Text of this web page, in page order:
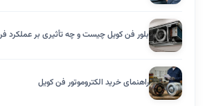
بلور فن کویل چیست و چه تأثیری بر عملکرد
راهنمای خرید الکتروموتور فن کویل